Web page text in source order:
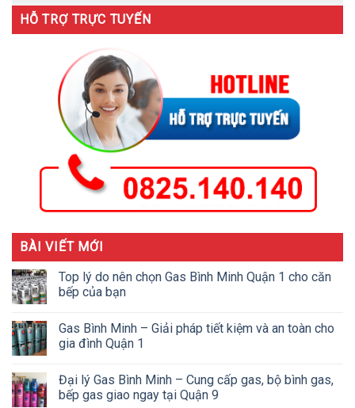
HỖ TRỢ TRỰC TUYẾN
BÀI VIẾT MỚI
Top lý do nên chọn Gas Bình Minh Quận 1 cho căn
bếp của bạn
Gas Bình Minh – Giải pháp tiết kiệm và an toàn cho
gia đình Quận 1
Đại lý Gas Bình Minh – Cung cấp gas, bộ bình gas,
bếp gas giao ngay tại Quận 9